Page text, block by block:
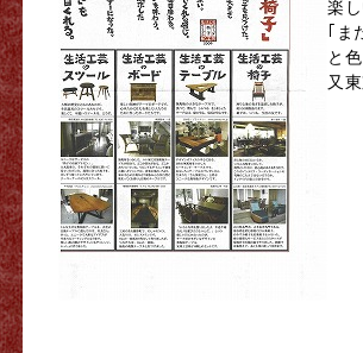
楽
｢
と
又